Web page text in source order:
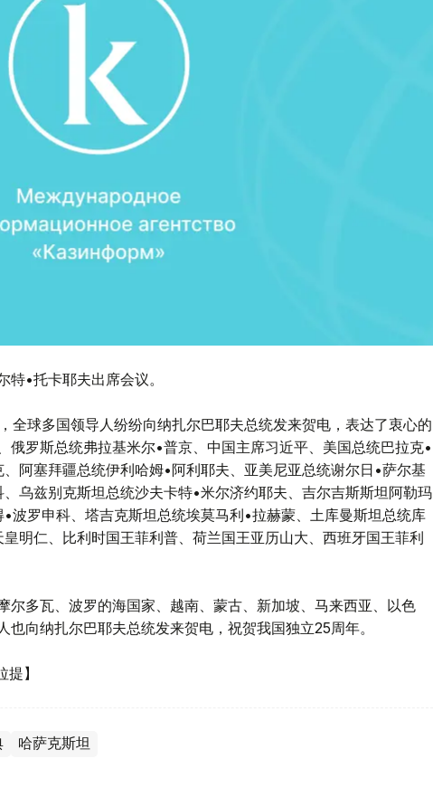
•托卡耶夫出席会议。
全球多国领导人纷纷向纳扎尔巴耶夫总统发来贺电，表达了衷心的
俄罗斯总统弗拉基米尔•普京、中国主席习近平、美国总统巴拉克•
阿塞拜疆总统伊利哈姆•阿利耶夫、亚美尼亚总统谢尔日•萨尔基
乌兹别克斯坦总统沙夫卡特•米尔济约耶夫、吉尔吉斯斯坦阿勒玛
波罗申科、塔吉克斯坦总统埃莫马利•拉赫蒙、土库曼斯坦总统库
明仁、比利时国王菲利普、荷兰国王亚历山大、西班牙国王菲利
尔多瓦、波罗的海国家、越南、蒙古、新加坡、马来西亚、以色
向纳扎尔巴耶夫总统发来贺电，祝贺我国独立25周年。
】
哈萨克斯坦